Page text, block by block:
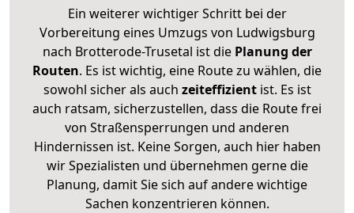
Ein weiterer wichtiger Schritt bei der
Vorbereitung eines Umzugs von Ludwigsburg
nach Brotterode-Trusetal ist diePlanung der
Routen. Es ist wichtig, eine Route zu wählen, die
sowohl sicher als auch zeiteffizientist. Es ist
auch ratsam, sicherzustellen, dass die Route frei
von Straßensperrungen und anderen
Hindernissen ist. Keine Sorgen, auch hier haben
wir Spezialisten und übernehmen gerne die
Planung, damit Sie sich auf andere wichtige
Sachen konzentrieren können.